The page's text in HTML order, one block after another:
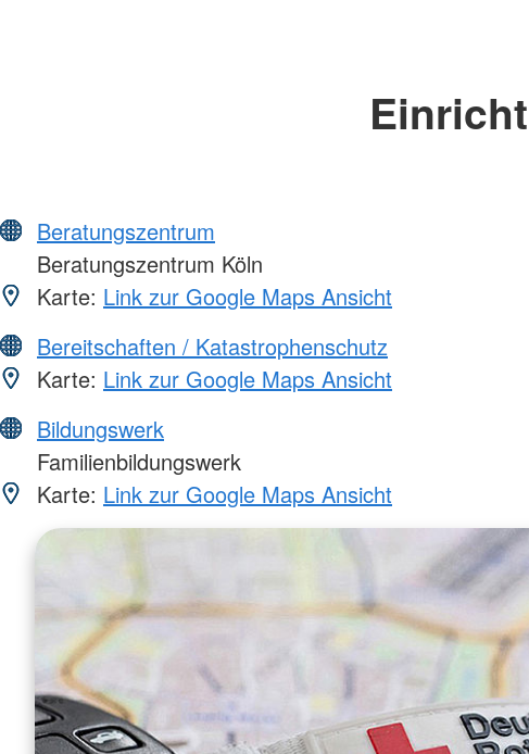
Beratungszentrum
Beratungszentrum Köln
Karte: Link zur Google Maps Ansicht
Bereitschaften / Katastrophenschutz
Karte: Link zur Google Maps Ansicht
Bildungswerk
Familienbildungswerk
Karte: Link zur Google Maps Ansicht